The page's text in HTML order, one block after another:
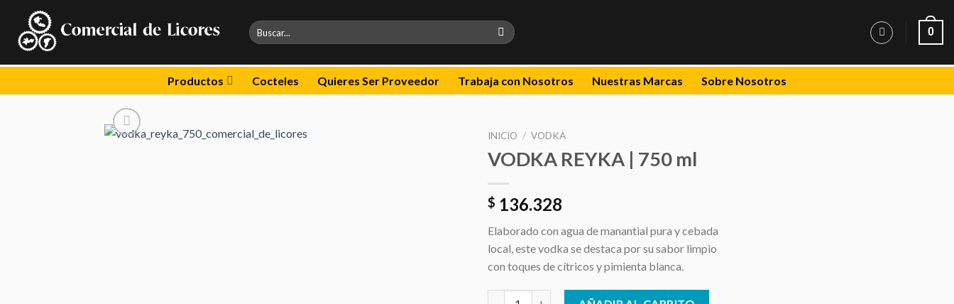
content
Buscar
por:
0
Productos Cocteles Quieres Ser Proveedor Trabaja con Nosotros Nuestras Marcas Sobre Nosotros
INICIO / VODKA
VODKA REYKA | 750 ml
$ 136.328
Elaborado con agua de manantial pura y cebada
local, este vodka se destaca por su sabor limpio
con toques de cítricos y pimienta blanca.
VODKA REYKA | 750 ml cantidad